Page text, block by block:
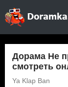
Дорама Не
смотреть
Ya Klap Ban